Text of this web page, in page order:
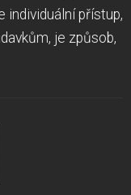
individuální přístup,
je způsob,